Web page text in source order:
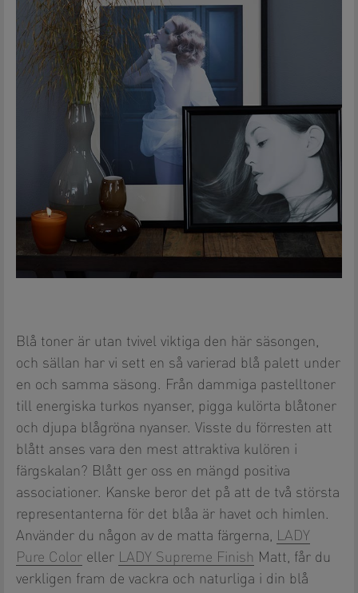
Blå toner är utan tvivel viktiga den här säsongen,
och sällan har vi sett en så varierad blå palett under
en och samma säsong. Från dammiga pastelltoner
till energiska turkos nyanser, pigga kulörta blåtoner
och djupa blågröna nyanser. Visste du förresten att
blått anses vara den mest attraktiva kulören i
färgskalan? Blått ger oss en mängd positiva
associationer. Kanske beror det på att de två största
representanterna för det blåa är havet och himlen.
Använder du någon av de matta färgerna, LADY
Pure Color eller LADY Supreme Finish Matt, får du
verkligen fram de vackra och naturliga i din blå